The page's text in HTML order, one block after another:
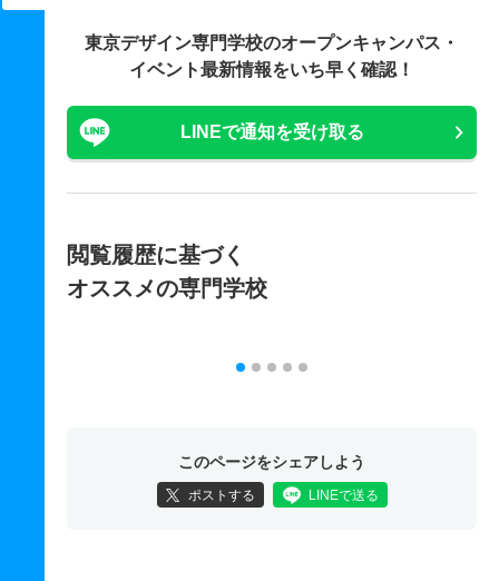
東京デザイン専門学校のオープンキャンパス・
イベント最新情報をいち早く確認！
LINEで通知を受け取る
閲覧履歴に基づく
オススメの専門学校
このページをシェアしよう
ポストする LINEで送る